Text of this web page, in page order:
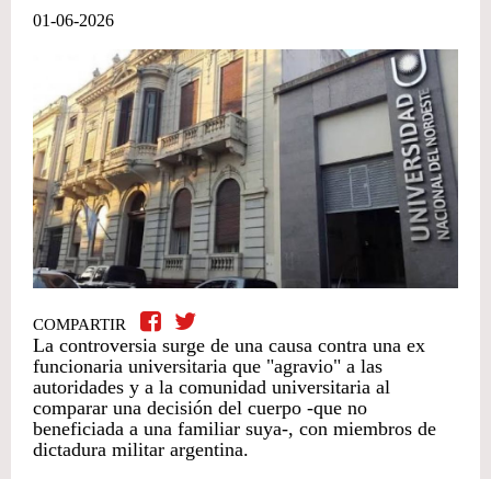
01-06-2026
COMPARTIR
La controversia surge de una causa contra una ex
funcionaria universitaria que "agravio" a las
autoridades y a la comunidad universitaria al
comparar una decisión del cuerpo -que no
beneficiada a una familiar suya-, con miembros de
dictadura militar argentina.